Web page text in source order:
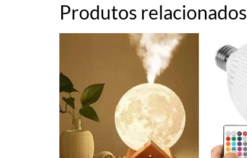
Produtos relacionados